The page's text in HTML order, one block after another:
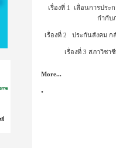
เรื่องที่ 1 เลื่อนการประ
กำกับ
เรื่องที่ 2 ประกันสังคม ก
เรื่องที่ 3 สภาวิช
More...
.